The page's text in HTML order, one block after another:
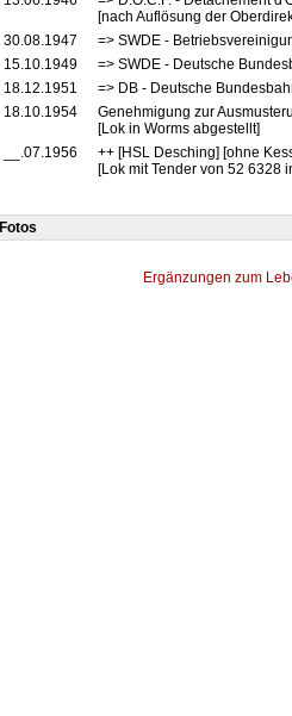
[nach Auflösung der
30.08.1947
=> SWDE -
15.10.1949
=> SWDE - Deutsche
18.12.1951
=> DB - Deutsche
18.10.1954
Genehmigung zur
[Lok in Worms abgestellt]
__.07.1956
++ [HSL Desching] [ohne
[Lok mit Tender von 52 6328
Fotos
Ergänzungen zum